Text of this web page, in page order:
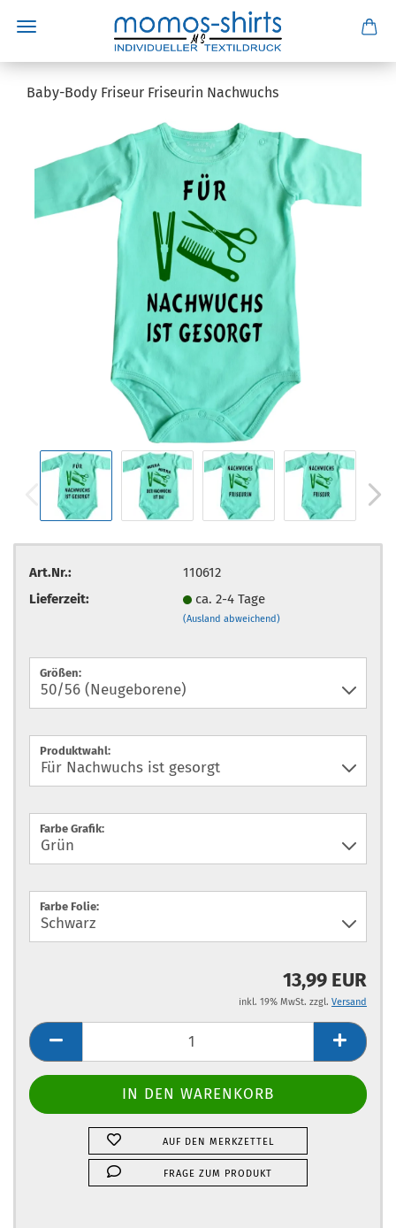
Baby-Body Friseur Friseurin Nachwuchs
Art.Nr.:
110612
Lieferzeit:
ca. 2-4 Tage
(Ausland abweichend)
Größen:
Produktwahl:
Farbe Grafik:
Farbe Folie:
13,99 EUR
inkl. 19% MwSt. zzgl. Versand
AUF DEN MERKZETTEL
FRAGE ZUM PRODUKT